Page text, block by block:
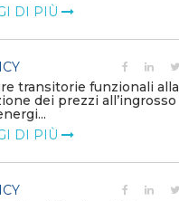
DI PIÙ
transitorie funzionali alla
dei prezzi all’ingrosso
DI PIÙ